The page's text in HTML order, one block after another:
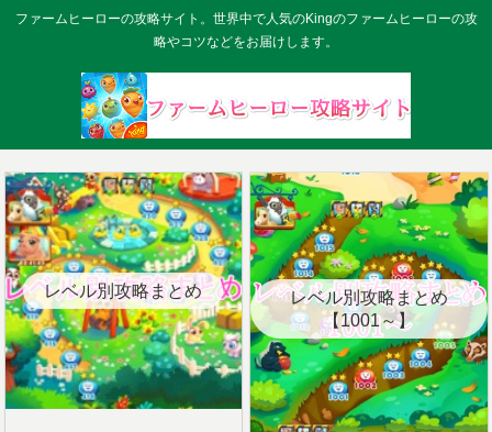
ファームヒーローの攻略サイト。世界中で人気のKingのファームヒーローの攻
略やコツなどをお届けします。
レベル別攻略まとめ
レベル別攻略まとめ
【1001～】